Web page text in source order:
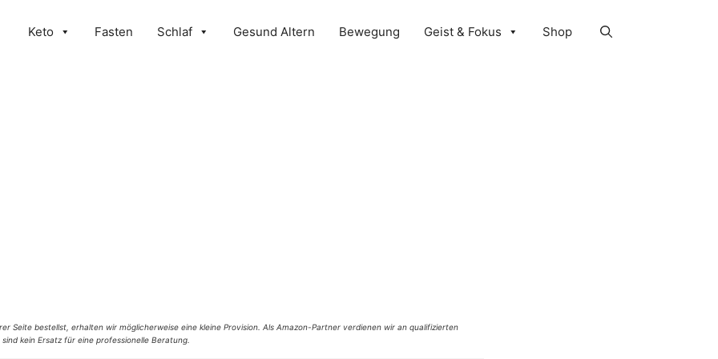
Keto Fasten Schlaf Gesund Altern Bewegung Geist & Fokus Shop
Seite bestellst, erhalten wir möglicherweise eine kleine Provision. Als Amazon-Partner verdienen wir an qualifizierten
kein Ersatz für eine professionelle Beratung.